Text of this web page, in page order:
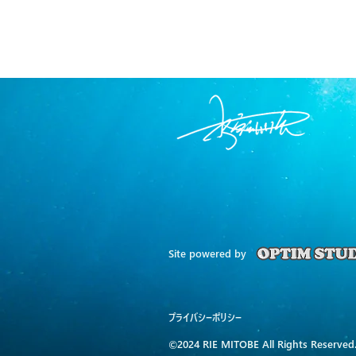
Site powered by
​プライバシーポリシー
©2024 RIE MITOBE All Rights Reserved.